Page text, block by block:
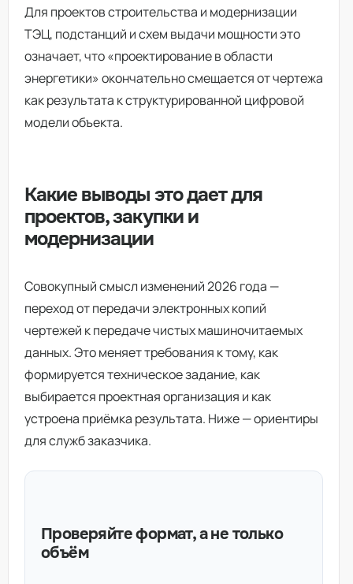
Для проектов строительства и модернизации
ТЭЦ, подстанций и схем выдачи мощности это
означает, что «проектирование в области
энергетики» окончательно смещается от чертежа
как результата к структурированной цифровой
модели объекта.
Какие выводы это дает для
проектов, закупки и
модернизации
Совокупный смысл изменений 2026 года —
переход от передачи электронных копий
чертежей к передаче чистых машиночитаемых
данных. Это меняет требования к тому, как
формируется техническое задание, как
выбирается проектная организация и как
устроена приёмка результата. Ниже — ориентиры
для служб заказчика.
Проверяйте формат, а не только
объём